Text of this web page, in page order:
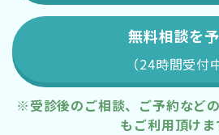
無料相談を
（24時間受付
※受診後のご相談、ご予約など
もご利用頂け